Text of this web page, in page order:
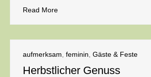
Read More
aufmerksam feminin Gäste & Feste
Herbstlicher Genuss